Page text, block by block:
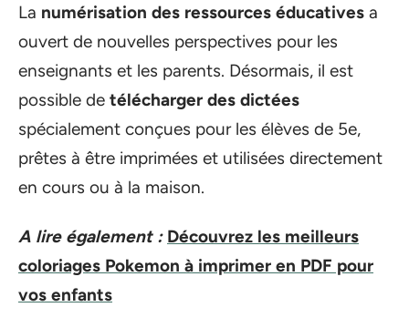
La numérisation des ressources éducatives a
ouvert de nouvelles perspectives pour les
enseignants et les parents. Désormais, il est
possible de télécharger des dictées
spécialement conçues pour les élèves de 5e,
prêtes à être imprimées et utilisées directement
en cours ou à la maison.
A lire également : Découvrez les meilleurs
coloriages Pokemon à imprimer en PDF pour
vos enfants